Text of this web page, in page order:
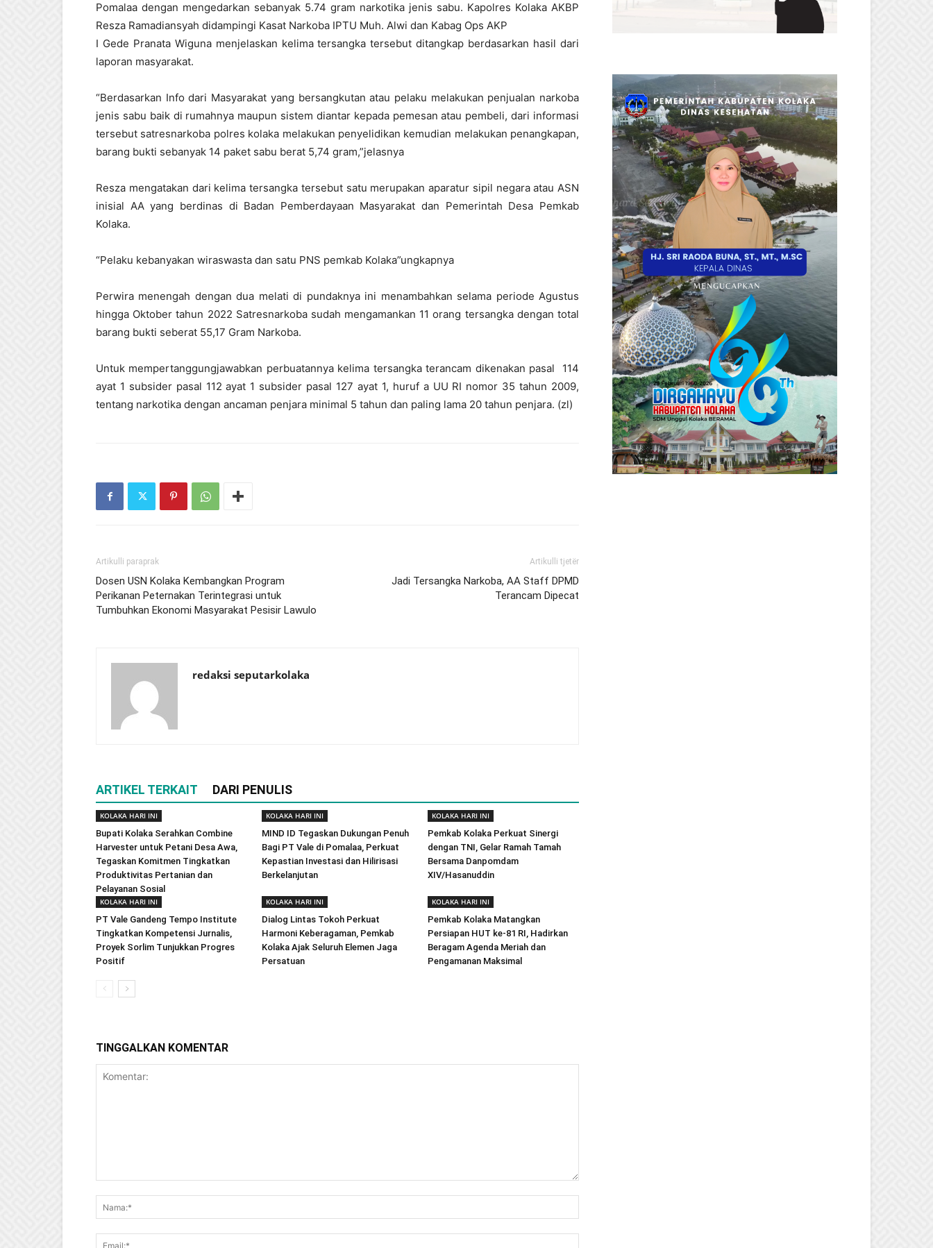
Pomalaa dengan mengedarkan sebanyak 5.74 gram narkotika jenis sabu. Kapolres Kolaka AKBP
Resza Ramadiansyah didampingi Kasat Narkoba IPTU Muh. Alwi dan Kabag Ops AKP
I Gede Pranata Wiguna menjelaskan kelima tersangka tersebut ditangkap berdasarkan hasil dari
laporan masyarakat.
“Berdasarkan Info dari Masyarakat yang bersangkutan atau pelaku melakukan penjualan narkoba
jenis sabu baik di rumahnya maupun sistem diantar kepada pemesan atau pembeli, dari informasi
tersebut satresnarkoba polres kolaka melakukan penyelidikan kemudian melakukan penangkapan,
barang bukti sebanyak 14 paket sabu berat 5,74 gram,”jelasnya
Resza mengatakan dari kelima tersangka tersebut satu merupakan aparatur sipil negara atau ASN
inisial AA yang berdinas di Badan Pemberdayaan Masyarakat dan Pemerintah Desa Pemkab
Kolaka.
“Pelaku kebanyakan wiraswasta dan satu PNS pemkab Kolaka”ungkapnya
Perwira menengah dengan dua melati di pundaknya ini menambahkan selama periode Agustus
hingga Oktober tahun 2022 Satresnarkoba sudah mengamankan 11 orang tersangka dengan total
barang bukti seberat 55,17 Gram Narkoba.
Untuk mempertanggungjawabkan perbuatannya kelima tersangka terancam dikenakan pasal 114
ayat 1 subsider pasal 112 ayat 1 subsider pasal 127 ayat 1, huruf a UU RI nomor 35 tahun 2009,
tentang narkotika dengan ancaman penjara minimal 5 tahun dan paling lama 20 tahun penjara. (zl)
Artikulli paraprak
Dosen USN Kolaka Kembangkan Program
Perikanan Peternakan Terintegrasi untuk
Tumbuhkan Ekonomi Masyarakat Pesisir Lawulo
Artikulli tjetër
Jadi Tersangka Narkoba, AA Staff DPMD
Terancam Dipecat
redaksi seputarkolaka
ARTIKEL TERKAIT DARI PENULIS
KOLAKA HARI INI
Bupati Kolaka Serahkan Combine
Harvester untuk Petani Desa Awa,
Tegaskan Komitmen Tingkatkan
Produktivitas Pertanian dan
Pelayanan Sosial
KOLAKA HARI INI
MIND ID Tegaskan Dukungan Penuh
Bagi PT Vale di Pomalaa, Perkuat
Kepastian Investasi dan Hilirisasi
Berkelanjutan
KOLAKA HARI INI
Pemkab Kolaka Perkuat Sinergi
dengan TNI, Gelar Ramah Tamah
Bersama Danpomdam
XIV/Hasanuddin
KOLAKA HARI INI
PT Vale Gandeng Tempo Institute
Tingkatkan Kompetensi Jurnalis,
Proyek Sorlim Tunjukkan Progres
Positif
KOLAKA HARI INI
Dialog Lintas Tokoh Perkuat
Harmoni Keberagaman, Pemkab
Kolaka Ajak Seluruh Elemen Jaga
Persatuan
KOLAKA HARI INI
Pemkab Kolaka Matangkan
Persiapan HUT ke-81 RI, Hadirkan
Beragam Agenda Meriah dan
Pengamanan Maksimal
TINGGALKAN KOMENTAR